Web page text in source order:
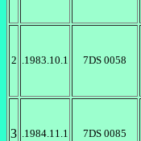
2 .1983.10.1 7DS 0058
3 .1984.11.1 7DS 0085